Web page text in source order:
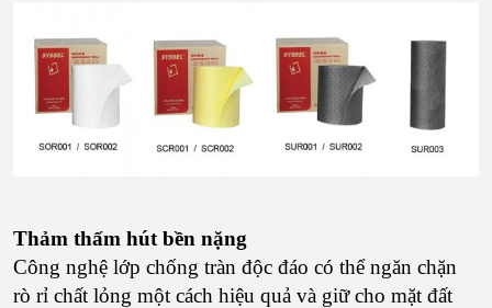
Thảm thấm hút bền nặng
Công nghệ lớp chống tràn độc đáo có thể ngăn chặn
rò rỉ chất lỏng một cách hiệu quả và giữ cho mặt đất